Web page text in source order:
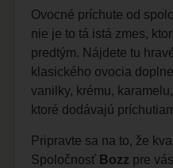
Ovocné príchute od
nie je to tá istá zmes,
predtým. Nájdete tu
klasického ovocia
vanilky, krému,
ktoré dodávajú
Pripravte sa na to, že
Spoločnosť Bozz pre